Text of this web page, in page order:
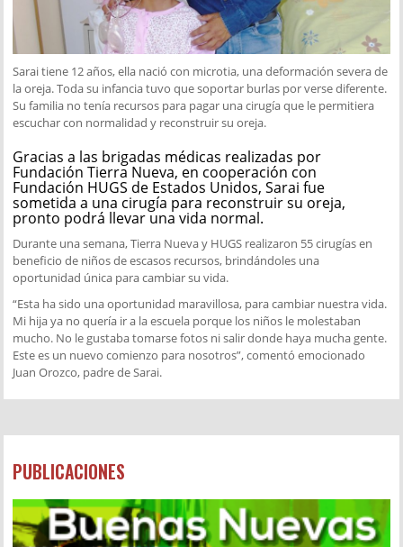
Sarai tiene 12 años, ella nació con microtia, una deformación severa de
la oreja. Toda su infancia tuvo que soportar burlas por verse diferente.
Su familia no tenía recursos para pagar una cirugía que le permitiera
escuchar con normalidad y reconstruir su oreja.
Gracias a las brigadas médicas realizadas por
Fundación Tierra Nueva, en cooperación con
Fundación HUGS de Estados Unidos, Sarai fue
sometida a una cirugía para reconstruir su oreja,
pronto podrá llevar una vida normal.
Durante una semana, Tierra Nueva y HUGS realizaron 55 cirugías en
beneficio de niños de escasos recursos, brindándoles una
oportunidad única para cambiar su vida.
“Esta ha sido una oportunidad maravillosa, para cambiar nuestra vida.
Mi hija ya no quería ir a la escuela porque los niños le molestaban
mucho. No le gustaba tomarse fotos ni salir donde haya mucha gente.
Este es un nuevo comienzo para nosotros”, comentó emocionado
Juan Orozco, padre de Sarai.
PUBLICACIONES